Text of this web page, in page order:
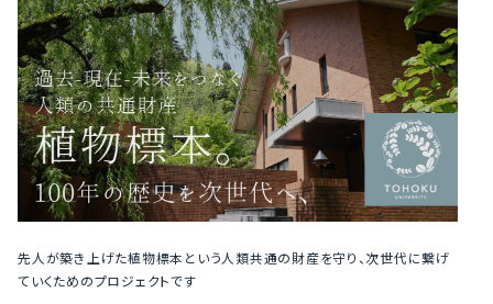
先人が築き上げた植物標本という人類共通の財産を守り、次世代に繋げ
ていくためのプロジェクトです